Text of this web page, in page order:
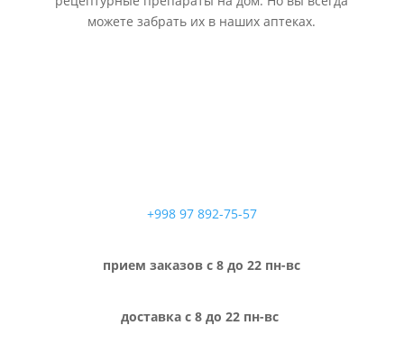
можете забрать их в наших аптеках.
+998 97 892-75-57
прием заказов с 8 до 22 пн-вс
доставка с 8 до 22 пн-вс